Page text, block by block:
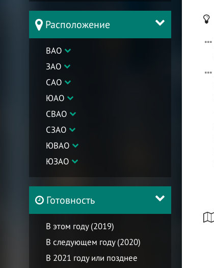
Расположение
ВАО
ЗАО
САО
ЮАО
СВАО
СЗАО
ЮВАО
ЮЗАО
Готовность
В этом году (2019)
В следующем году (2020)
В 2021 году или позднее